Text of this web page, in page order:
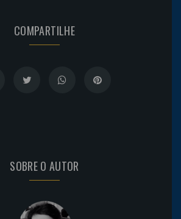
COMPARTILHE
SOBRE O AUTOR